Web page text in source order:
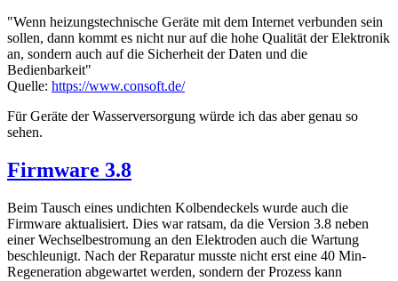
"Wenn heizungstechnische Geräte mit dem Internet verbunden sein
sollen, dann kommt es nicht nur auf die hohe Qualität der Elektronik
an, sondern auch auf die Sicherheit der Daten und die
Bedienbarkeit"
Quelle: https://www.consoft.de/
Für Geräte der Wasserversorgung würde ich das aber genau so
sehen.
Firmware 3.8
Beim Tausch eines undichten Kolbendeckels wurde auch die
Firmware aktualisiert. Dies war ratsam, da die Version 3.8 neben
einer Wechselbestromung an den Elektroden auch die Wartung
beschleunigt. Nach der Reparatur musste nicht erst eine 40 Min-
Regeneration abgewartet werden, sondern der Prozess kann